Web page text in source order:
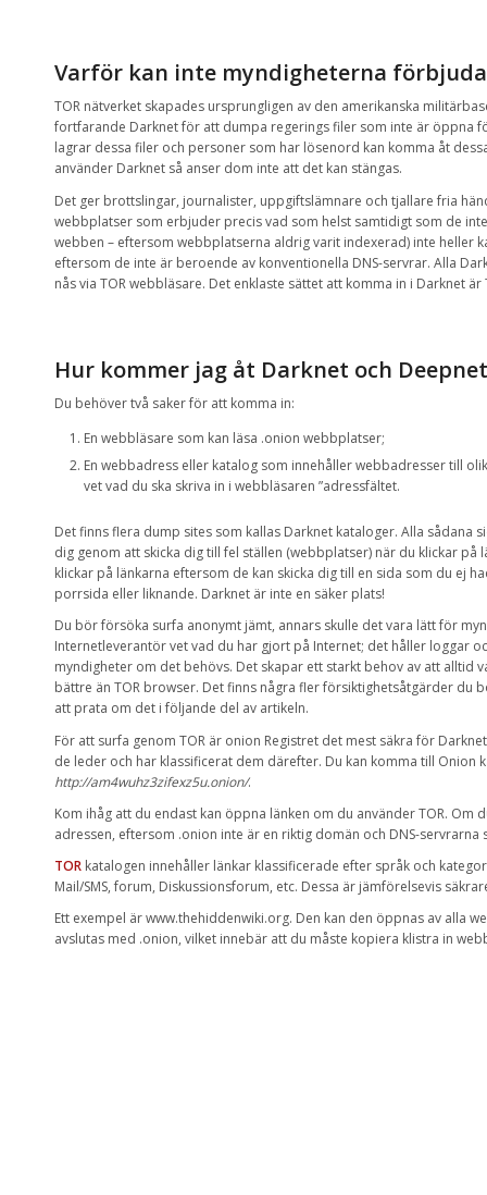
Varför kan inte myndigheterna förbjuda
TOR nätverket skapades ursprungligen av den amerikanska
fortfarande Darknet för att dumpa regeringsfiler som inte är öppna
lagrar dessa filer och personer som har lösenord kan komma åt
använder Darknet så anser dom inte att det kan stängas.
Det ger brottslingar, journalister, uppgiftslämnare och tjallare fria
webbplatser som erbjuder precis vad som helst samtidigt som de
webben – eftersom webbplatserna aldrig varit indexerad) inte heller
eftersom de inte är beroende av konventionella DNS-servrar. Alla
nåsvia TORwebbläsare. Det enklaste sättet att komma in i Darknet är
Hur kommer jag åt Darknet och Deepnet
Du behöver två saker för att komma in:
En webbläsare som kan läsa .onion webbplatser;
En webbadress eller katalog som innehållerwebbadressertill
vet vad du ska skriva in i webbläsaren ”adressfältet.
Det finns flera dump sites som kallas Darknet kataloger. Alla sådana
dig genom att skicka dig till fel ställen (webbplatser) när du klickar på
klickar på länkarna eftersom de kan skicka dig till en sida som du ej
porrsida eller liknande. Darknet är inte en säker plats!
Du bör försöka surfa anonymt jämt, annars skulle det vara lätt för
Internetleverantörvet vad du har gjort på Internet; det håller loggar
myndigheter om det behövs. Det skapar ett starkt behov av att alltid
bättre än TOR browser. Det finns några flerförsiktighetsåtgärder du
att prata om det i följande del av artikeln.
För att surfa genom TOR är onion Registret det mest säkraför Darknet
de leder och har klassificerat dem därefter. Du kan komma till Onion
http://am4wuhz3zifexz5u.onion/.
Kom ihåg att du endast kan öppna länken om du använderTOR. Om
adressen, eftersom .onion inte är en riktig domän och DNS-servrarna
TOR katalogen innehåller länkar klassificerade efter språk och
Mail/SMS,forum, Diskussionsforum, etc. Dessa är jämförelsevis
Ett exempel ärwww.thehiddenwiki.org. Den kan den öppnas av alla
avslutas med .onion, vilket innebär att du måste kopiera klistra in